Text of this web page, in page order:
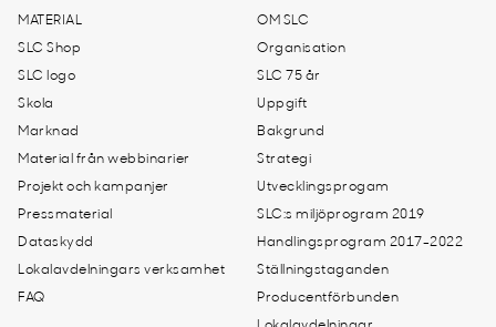
MATERIAL
SLC Shop
SLC logo
Skola
Marknad
Material från webbinarier
Projekt och kampanjer
Pressmaterial
Dataskydd
Lokalavdelningars verksamhet
FAQ
OM SLC
Organisation
SLC 75 år
Uppgift
Bakgrund
Strategi
Utvecklingsprogam
SLC:s miljöprogram 2019
Handlingsprogram 2017-2022
Ställningstaganden
Producentförbunden